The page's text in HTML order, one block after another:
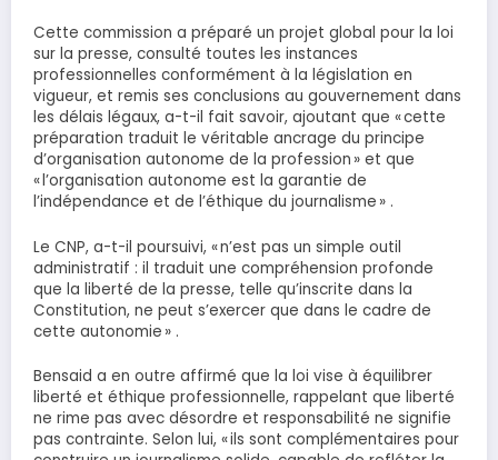
Cette commission a préparé un projet global pour la loi
sur la presse, consulté toutes les instances
professionnelles conformément à la législation en
vigueur, et remis ses conclusions au gouvernement dans
les délais légaux, a-t-il fait savoir, ajoutant que « cette
préparation traduit le véritable ancrage du principe
d’organisation autonome de la profession » et que
« l’organisation autonome est la garantie de
l’indépendance et de l’éthique du journalisme » .
Le CNP, a-t-il poursuivi, « n’est pas un simple outil
administratif : il traduit une compréhension profonde
que la liberté de la presse, telle qu’inscrite dans la
Constitution, ne peut s’exercer que dans le cadre de
cette autonomie » .
Bensaid a en outre affirmé que la loi vise à équilibrer
liberté et éthique professionnelle, rappelant que liberté
ne rime pas avec désordre et responsabilité ne signifie
pas contrainte. Selon lui, « ils sont complémentaires pour